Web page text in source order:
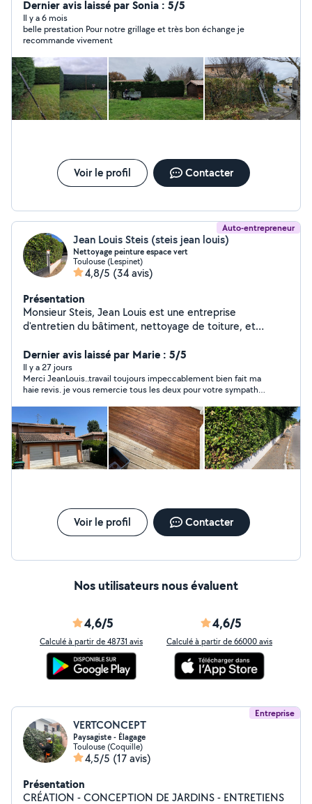
matériel professionnel pour entretenir Votre jardin
Dernier avis laissé par Sonia : 5/5
Il y a 6 mois
belle prestation Pour notre grillage et très bon échange je
recommande vivement
Voir le profil Contacter
Auto-entrepreneur
Jean Louis Steis (steis jean louis)
Nettoyage peinture espace vert
Toulouse (Lespinet)
4,8/5 (34 avis)
Présentation
Monsieur Steis, Jean Louis est une entreprise
d'entretien du bâtiment, nettoyage de toiture, et
extérieur Entretien d'espaces verts (taille de haie
,abattage d'arbres ,tonte) Équipée de matériel
professionnel. Sérieux et à l'écoute du client.
Déplacement dans tous le 31 Bon rapport qualité prix.
N'hésitez à faire appel à mon entreprise.
Dernier avis laissé par Marie : 5/5
Il y a 27 jours
Merci JeanLouis..travail toujours impeccablement bien fait ma
haie revis. je vous remercie tous les deux pour votre sympathie
déjà ...prix abordable également ..je vous recommande les yeux
fermés ..encore MERCI
Voir le profil Contacter
Nos utilisateurs nous évaluent
4,6/5
Calculé à partir de 48731 avis
4,6/5
Calculé à partir de 66000 avis
Entreprise
VERTCONCEPT
Paysagiste - Élagage
Toulouse (Coquille)
4,5/5 (17 avis)
Présentation
CRÉATION - CONCEPTION DE JARDINS - ENTRETIENS